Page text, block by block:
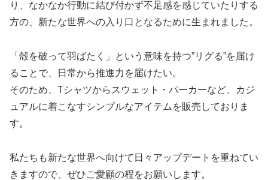
り、なかなか行動に結び付かず不足感を感じていたりする
方の、新たな世界への入り口となるために生まれました。
「殻を破って羽ばたく」という意味を持つ”リグる”を届け
ることで、日常から推進力を届けたい。
そのため、Tシャツからスウェット・パーカーなど、カジ
ュアルに着こなすシンプルなアイテムを販売しておりま
す。
私たちも新たな世界へ向けて日々アップデートを重ねてい
きますので、ぜひご愛顧の程をお願いします。